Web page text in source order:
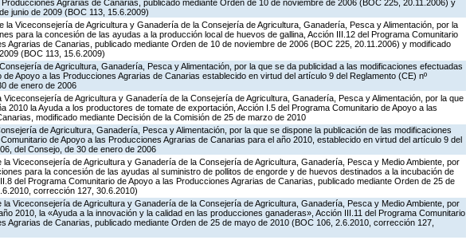
Agrarias de Canarias, publicado mediante Orden de 10 de noviembre de 2006 (BOC 225, 20.11.2006) y
junio de 2009 (BOC 113, 15.6.2009)
la Viceconsejería de Agricultura y Ganadería de la Consejería de Agricultura, Ganadería, Pesca y Alimentación, por la
para la concesión de las ayudas a la producción local de huevos de gallina, Acción III.12 del Programa Comunitario
Agrarias de Canarias, publicado mediante Orden de 10 de noviembre de 2006 (BOC 225, 20.11.2006) y modificado
(BOC 113, 15.6.2009)
de Agricultura, Ganadería, Pesca y Alimentación, por la que se da publicidad a las modificaciones efectuadas
de Apoyo a las Producciones Agrarias de Canarias establecido en virtud del artículo 9 del Reglamento (CE) nº
de enero de 2006
Viceconsejería de Agricultura y Ganadería de la Consejería de Agricultura, Ganadería, Pesca y Alimentación, por la que
2010 la Ayuda a los productores de tomate de exportación, Acción I.5 del Programa Comunitario de Apoyo a las
modificado mediante Decisión de la Comisión de 25 de marzo de 2010
de Agricultura, Ganadería, Pesca y Alimentación, por la que se dispone la publicación de las modificaciones
de Apoyo a las Producciones Agrarias de Canarias para el año 2010, establecido en virtud del artículo 9 del
del Consejo, de 30 de enero de 2006
la Viceconsejería de Agricultura y Ganadería de la Consejería de Agricultura, Ganadería, Pesca y Medio Ambiente, por
para la concesión de las ayudas al suministro de pollitos de engorde y de huevos destinados a la incubación de
del Programa Comunitario de Apoyo a las Producciones Agrarias de Canarias, publicado mediante Orden de 25 de
corrección 127, 30.6.2010)
la Viceconsejería de Agricultura y Ganadería de la Consejería de Agricultura, Ganadería, Pesca y Medio Ambiente, por
2010, la «Ayuda a la innovación y la calidad en las producciones ganaderas», Acción III.11 del Programa Comunitario
Agrarias de Canarias, publicado mediante Orden de 25 de mayo de 2010 (BOC 106, 2.6.2010, corrección 127,